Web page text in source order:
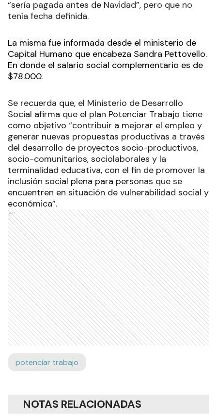
“sería pagada antes de Navidad”, pero que no
tenía fecha definida.
La misma fue informada desde el ministerio de
Capital Humano que encabeza Sandra Pettovello.
En donde el salario social complementario es de
$78.000.
Se recuerda que, el Ministerio de Desarrollo
Social afirma que el plan Potenciar Trabajo tiene
como objetivo “contribuir a mejorar el empleo y
generar nuevas propuestas productivas a través
del desarrollo de proyectos socio-productivos,
socio-comunitarios, sociolaborales y la
terminalidad educativa, con el fin de promover la
inclusión social plena para personas que se
encuentren en situación de vulnerabilidad social y
económica”.
Ads
potenciar trabajo
NOTAS RELACIONADAS